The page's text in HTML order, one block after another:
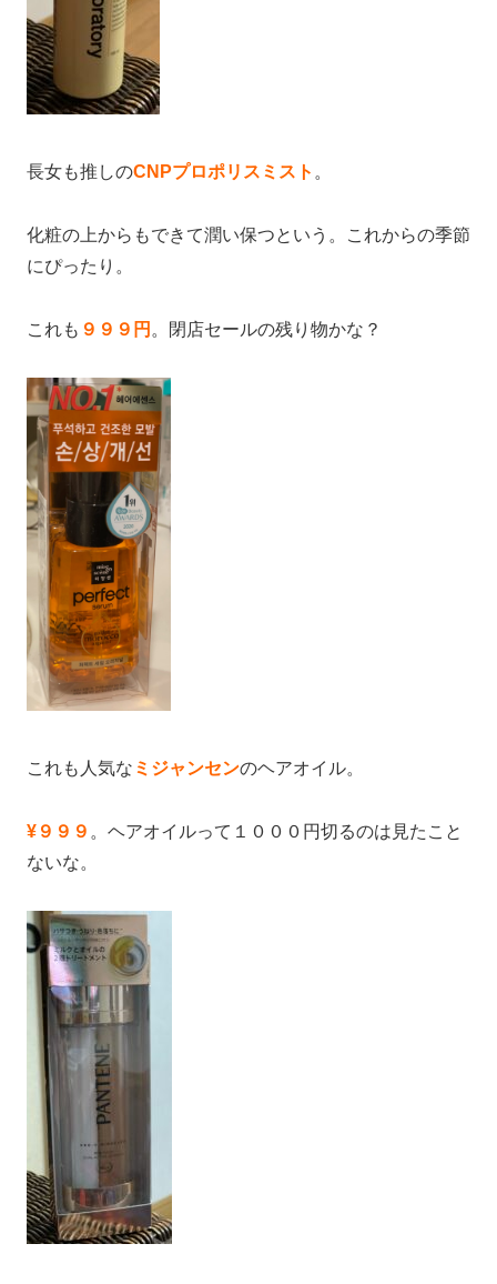
長女も推しのCNPプロポリスミスト 。
化粧の上からもできて潤い保つという。これからの季節
にぴったり。
これも ９９９円 。閉店セールの残り物かな？
これも人気な ミジャンセンのヘアオイル。
¥９９９ 。ヘアオイルって１０００円切るのは見たこと
ないな。